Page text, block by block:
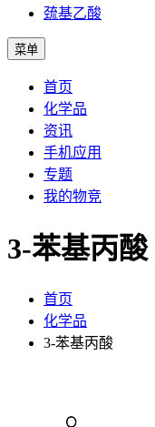
巯基乙酸
菜单
首页
化学品
资讯
手机应用
专题
我的物竞
3-苯基丙酸
首页
化学品
3-苯基丙酸